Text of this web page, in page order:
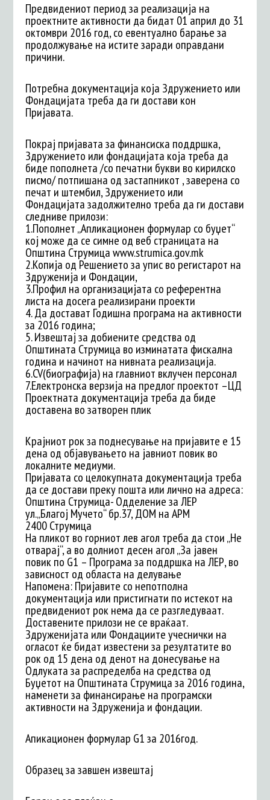
Предвидениот период за реализација на
проектните активности да бидат 01 април до 31
октомври 2016 год, со евентуално барање за
продолжување на истите заради оправдани
причини.
Потребна документација која Здружението или
Фондацијата треба да ги достави кон
Пријавата.
Покрај пријавата за финансиска поддршка,
Здружението или фондацијата која треба да
биде пополнета /со печатни букви во кирилско
писмо/ потпишана од застапникот , заверена со
печат и штембил, Здружението или
Фондацијата задолжително треба да ги достави
следниве прилози:
1.Пополнет „Апликационен формулар со буџет“
кој може да се симне од веб страницата на
Општина Струмица www.strumica.gov.mk
2.Копија од Решението за упис во регистарот на
Здруженија и Фондации,
3.Профил на организацијата со референтна
листа на досега реализирани проекти
4. Да достават Годишна програма на активности
за 2016 година;
5. Извештај за добиените средства од
Општината Струмица во изминатата фискална
година и начинот на нивната реализација.
6.CV(биографија) на главниот вклучен персонал
7.Електронска верзија на предлог проектот –ЦД
Проектната документација треба да биде
доставена во затворен плик
Крајниот рок за поднесување на пријавите е 15
дена од објавувањето на јавниот повик во
локалните медиуми.
Пријавата со целокупната документација треба
да се достави преку пошта или лично на адреса:
Општина Струмица- Одделение за ЛЕР
ул.„Благој Мучето“ бр.37, ДОМ на АРМ
2400 Струмица
На пликот во горниот лев агол треба да стои „Не
отварај“, а во долниот десен агол „За јавен
повик по G1 – Програма за поддршка на ЛЕР, во
зависност од областа на делување
Напомена: Пријавите со непотполна
документација или пристигнати по истекот на
предвидениот рок нема да се разгледуваат.
Доставените прилози не се враќаат.
Здруженијата или Фондациите учеснички на
огласот ќе бидат известени за резултатите во
рок од 15 дена од денот на донесување на
Одлуката за распределба на средства од
Буџетот на Општината Струмица за 2016 година,
наменети за финансирање на програмски
активности на Здруженија и фондации.
Апикационен формулар G1 за 2016год.
Образец за завшен извештај